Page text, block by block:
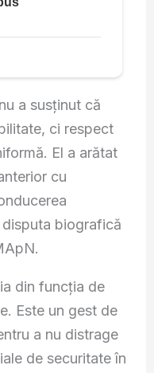
a susținut că
ci respect
El a arătat
cu
biografică
din funcția de
Este un gest de
a nu distrage
de securitate în